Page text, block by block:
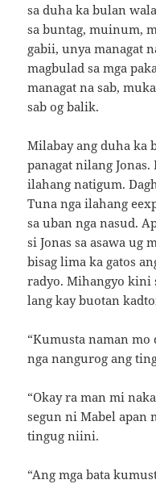
sa duha ka bulan
sa buntag, muinum,
gabii, unya managat
magbulad sa mga
managat na sab,
sab og balik.
Milabay ang duha ka
panagat nilang Jonas.
ilahang natigum.
Tuna nga ilahang
sa uban nga nasud.
si Jonas sa asawa ug
bisag lima ka gatos
radyo. Mihangyo kini
lang kay buotan
“Kumusta naman mo
nga nangurog ang
“Okay ra man mi
segun ni Mabel apan
tingug niini.
“Ang mga bata